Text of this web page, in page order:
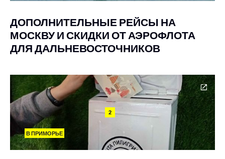
ДОПОЛНИТЕЛЬНЫЕ РЕЙСЫ НА
МОСКВУ И СКИДКИ ОТ АЭРОФЛОТА
ДЛЯ ДАЛЬНЕВОСТОЧНИКОВ
2
В ПРИМОРЬЕ